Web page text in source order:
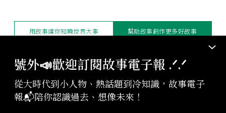
號外📣歡迎訂閱故事電子報 .ᐟ‪‪.ᐟ
從大時代到小人物、熱話題到冷知識，故事電子
報📬陪你認識過去、想像未來！
版權聲明與轉載規範
授權與合作：contact@storystudio.tw
用故事讓你知曉世界大事 幫助故事創作更多好故事